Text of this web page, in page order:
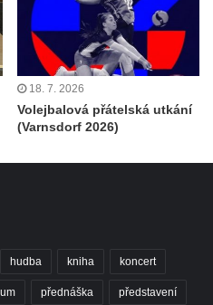
18. 7. 2026
Volejbalová přátelská utkání
(Varnsdorf 2026)
hudba kniha koncert
přednáška představení